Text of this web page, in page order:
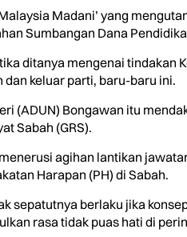
Madani’ yang
Sumbangan Dana
ditanya mengenai tindakan
keluar parti, baru-baru ini.
(ADUN) Bongawan itu
Sabah (GRS).
agihan lantikan
Harapan (PH) di Sabah.
sepatutnya berlaku jika
rasa tidak puas hati di